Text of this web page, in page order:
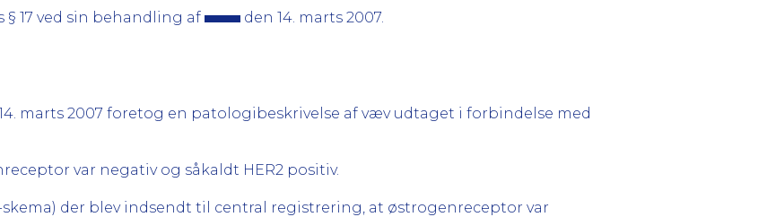
17 ved sin behandling af den 14. marts 2007.
marts 2007 foretog en patologibeskrivelse af væv udtaget i forbindelse med
var negativ og såkaldt HER2 positiv.
der blev indsendt til central registrering, at østrogenreceptor var